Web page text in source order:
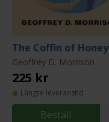
The Coffin of Honey
Geoffrey D. Morrison
225 kr
Längre leveranstid
Beställ